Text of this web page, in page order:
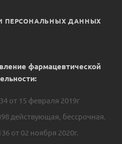
ПЕРСОНАЛЬНЫХ ДАННЫХ
фармацевтической
от 15 февраля 2019г
действующая, бессрочная.
от 02 ноября 2020г.